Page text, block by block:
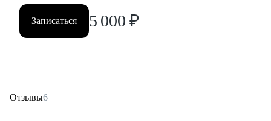
Записаться 5 000 ₽
Отзывы6